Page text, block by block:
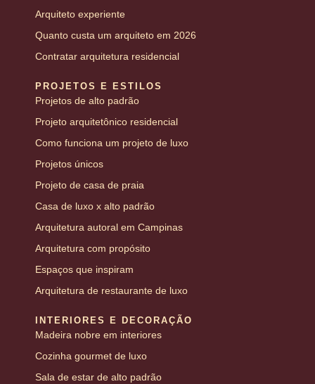
Arquiteto experiente
Quanto custa um arquiteto em 2026
Contratar arquitetura residencial
PROJETOS E ESTILOS
Projetos de alto padrão
Projeto arquitetônico residencial
Como funciona um projeto de luxo
Projetos únicos
Projeto de casa de praia
Casa de luxo x alto padrão
Arquitetura autoral em Campinas
Arquitetura com propósito
Espaços que inspiram
Arquitetura de restaurante de luxo
INTERIORES E DECORAÇÃO
Madeira nobre em interiores
Cozinha gourmet de luxo
Sala de estar de alto padrão